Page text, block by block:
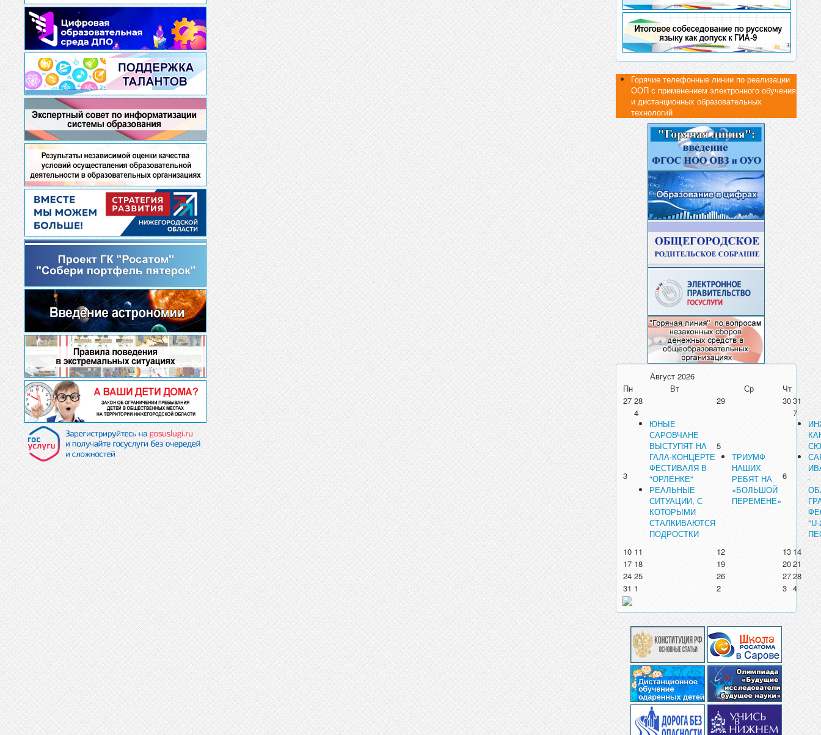
Горячие телефонные линии по реализации
ООП с применением электронного обучения
и дистанционных образовательных
технологий
Август 2026
Пн
Вт Ср
Чт
27 28 29 3031
3
4
ЮНЫЕ
САРОВЧАНЕ
ВЫСТУПЯТ НА
ГАЛА-КОНЦЕРТЕ
ФЕСТИВАЛЯ В
"ОРЛЁНКЕ"
РЕАЛЬНЫЕ
СИТУАЦИИ, С
КОТОРЫМИ
СТАЛКИВАЮТСЯ
ПОДРОСТКИ
5
ТРИУМФ
НАШИХ
РЕБЯТ НА
«БОЛЬШОЙ
ПЕРЕМЕНЕ»
6
7
-
10 11 12 13 14
17 18 19 2021
24 25 26 2728
31 1 2 3 4